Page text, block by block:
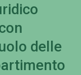
delle